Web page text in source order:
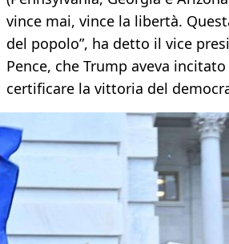
vince mai, vince la libertà.
del popolo”, ha detto il vice
Pence, che Trump aveva
certificare la vittoria del